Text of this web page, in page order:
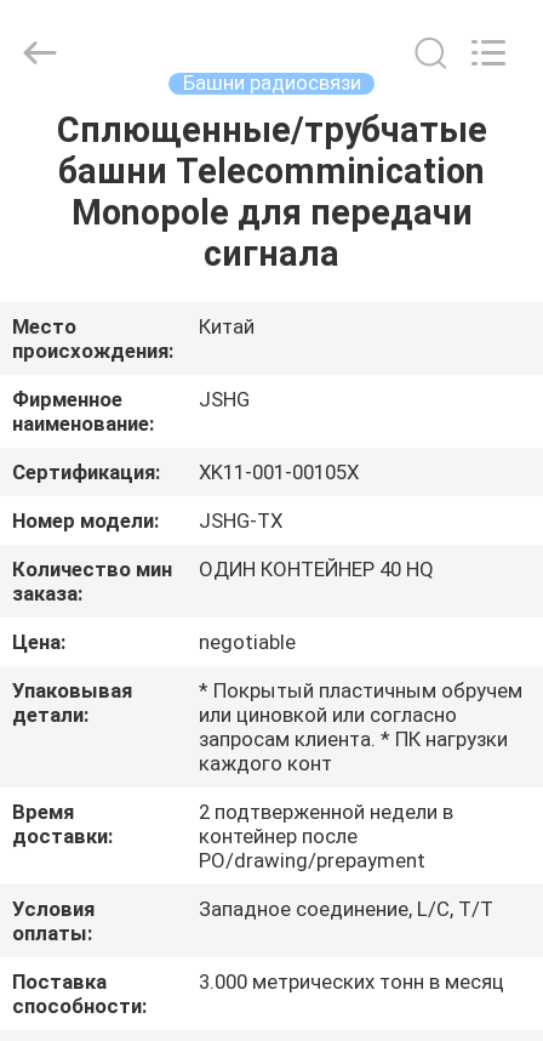
ДОМ
ПРОДУКТЫ
VR
ШОУ
О
НАС
ПУТЕШЕСТВИЕ
ФАБРИКИ
КАЧЕСТВА
СВЯЖИТЕСЬ
МЫ
НОВОСТИ
co.,ltd.
Башни радиосвязи
Сплющенные/трубчатые
башни Telecomminication
Monopole для передачи
сигнала
Место
происхождения:
Китай
Фирменное
наименование:
JSHG
Сертификация:
XK11-001-00105X
Номер модели:
JSHG-TX
Количество мин
заказа:
ОДИН КОНТЕЙНЕР 40 HQ
Цена:
negotiable
Упаковывая
детали:
* Покрытый пластичным обручем
или циновкой или согласно
запросам клиента. * ПК нагрузки
каждого конт
Время
доставки:
2 подтверженной недели в
контейнер после
PO/drawing/prepayment
Условия
оплаты:
Западное соединение, L/C, T/T
Поставка
способности:
3.000 метрических тонн в месяц